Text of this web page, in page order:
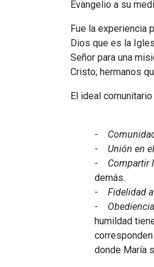
Evangelio a su
Fue la experiencia
Dios que es la
Señor para una
Cristo; hermanos
El ideal
-
- Unión en
- Compartir
demás.
- Fidelidad
-
humildad
donde María